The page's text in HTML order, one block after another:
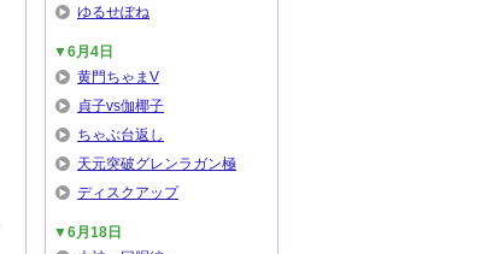
ゆるせぽね
▼6月4日
黄門ちゃまV
貞子vs伽椰子
ちゃぶ台返し
天元突破グレンラガン極
ディスクアップ
▼6月18日